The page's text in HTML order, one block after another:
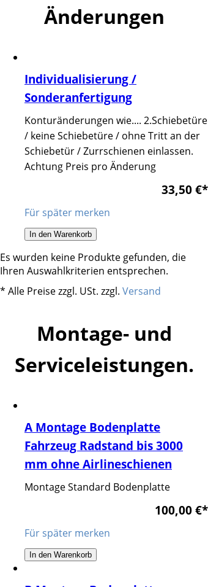
Änderungen
Individualisierung /
Sonderanfertigung
Konturänderungen wie.... 2.Schiebetüre
/ keine Schiebetüre / ohne Tritt an der
Schiebetür / Zurrschienen einlassen.
Achtung Preis pro Änderung
33,50 €*
Für später merken
In den Warenkorb
Es wurden keine Produkte gefunden, die
Ihren Auswahlkriterien entsprechen.
* Alle Preise zzgl. USt. zzgl. Versand
Montage- und
Serviceleistungen.
A Montage Bodenplatte
Fahrzeug Radstand bis 3000
mm ohne Airlineschienen
Montage Standard Bodenplatte
100,00 €*
Für später merken
In den Warenkorb